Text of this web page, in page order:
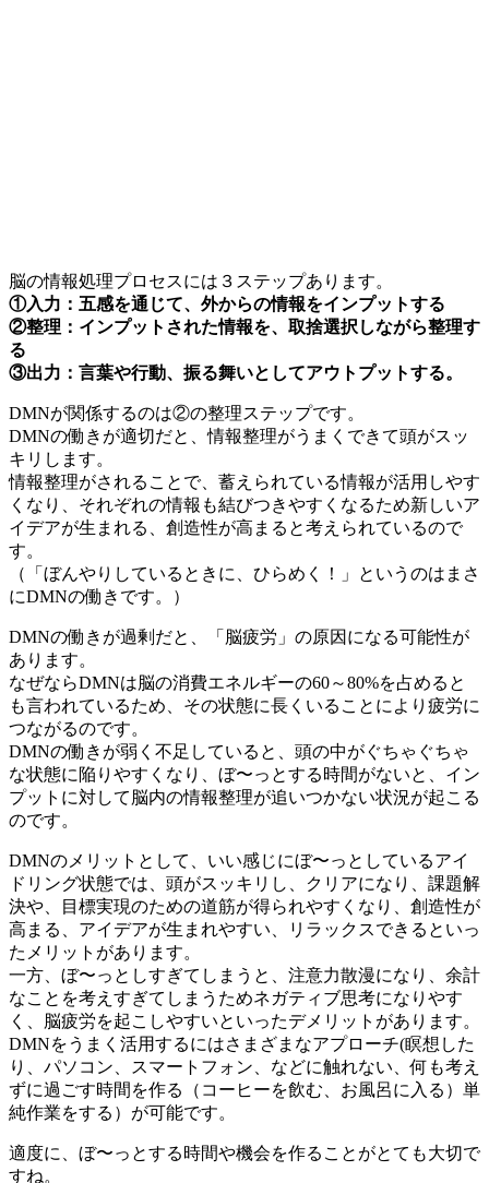
脳の情報処理プロセスには３ステップあります。
①入力：五感を通じて、外からの情報をインプットする
②整理：インプットされた情報を、取捨選択しながら整理す
る
③出力：言葉や行動、振る舞いとしてアウトプットする。
DMNが関係するのは②の整理ステップです。
DMNの働きが適切だと、情報整理がうまくできて頭がスッ
キリします。
情報整理がされることで、蓄えられている情報が活用しやす
くなり、それぞれの情報も結びつきやすくなるため新しいア
イデアが生まれる、創造性が高まると考えられているので
す。
（「ぼんやりしているときに、ひらめく！」というのはまさ
にDMNの働きです。）
DMNの働きが過剰だと、「脳疲労」の原因になる可能性が
あります。
なぜならDMNは脳の消費エネルギーの60～80%を占めると
も言われているため、その状態に長くいることにより疲労に
つながるのです。
DMNの働きが弱く不足していると、頭の中がぐちゃぐちゃ
な状態に陥りやすくなり、ぼ〜っとする時間がないと、イン
プットに対して脳内の情報整理が追いつかない状況が起こる
のです。
DMNのメリットとして、いい感じにぼ〜っとしているアイ
ドリング状態では、頭がスッキリし、クリアになり、課題解
決や、目標実現のための道筋が得られやすくなり、創造性が
高まる、アイデアが生まれやすい、リラックスできるといっ
たメリットがあります。
一方、ぼ〜っとしすぎてしまうと、注意力散漫になり、余計
なことを考えすぎてしまうためネガティブ思考になりやす
く、脳疲労を起こしやすいといったデメリットがあります。
DMNをうまく活用するにはさまざまなアプローチ(瞑想した
り、パソコン、スマートフォン、などに触れない、何も考え
ずに過ごす時間を作る（コーヒーを飲む、お風呂に入る）単
純作業をする）が可能です。
適度に、ぼ〜っとする時間や機会を作ることがとても大切で
すね。